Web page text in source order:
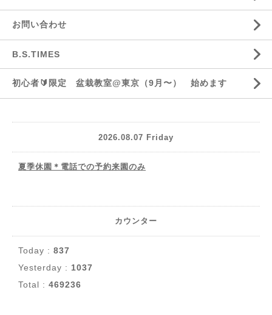
お問い合わせ
B.S.TIMES
初心者🔰限定 盆栽教室@東京（9月〜） 始めます
2026.08.07 Friday
夏季休園＊電話での予約来園のみ
カウンター
Today : 837
Yesterday : 1037
Total : 469236